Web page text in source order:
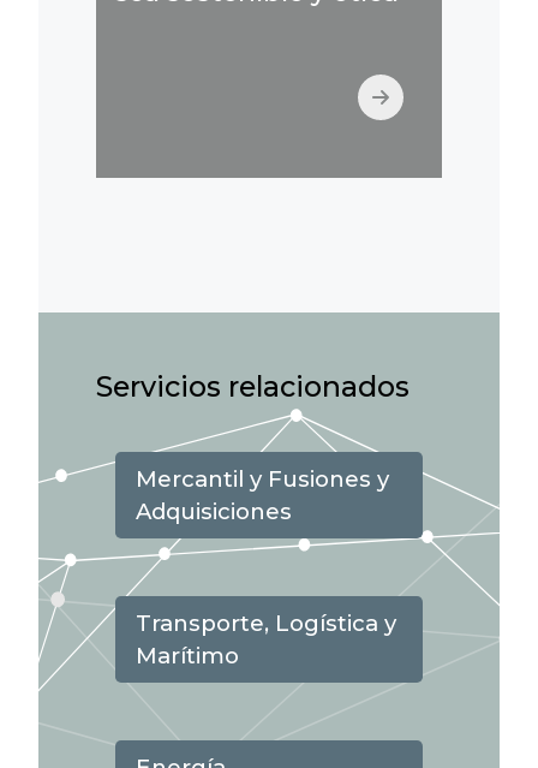
Servicios relacionados
Mercantil y Fusiones y
Adquisiciones
Transporte, Logística y
Marítimo
Energía